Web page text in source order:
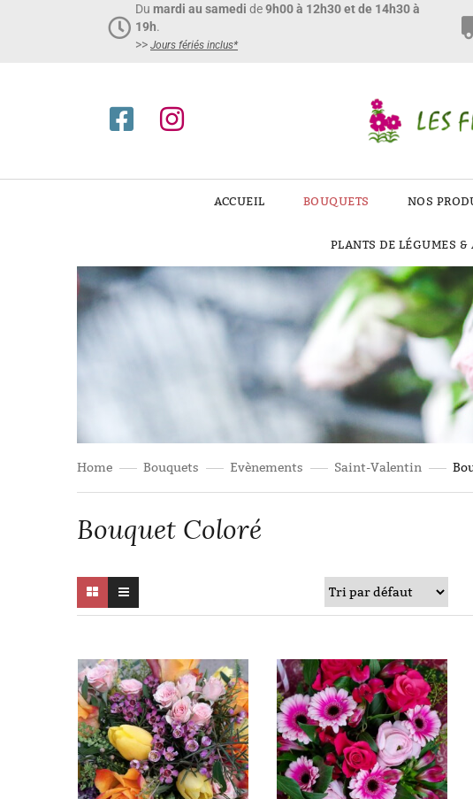
Du mardi au samedi de9h00 à 12h30 et de 14h30 à
19h.
>> Jours fériés inclus*​
ACCUEIL BOUQUETS NOS
PLANTS DE LÉGUMES &
Home Bouquets Evènements Saint-Valentin
Bouquet Coloré